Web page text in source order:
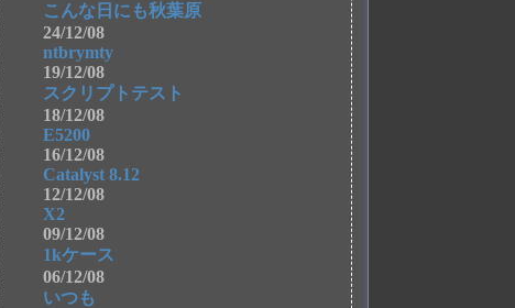
こんな日にも秋葉原
24/12/08
ntbrymty
19/12/08
スクリプトテスト
18/12/08
E5200
16/12/08
Catalyst 8.12
12/12/08
X2
09/12/08
1kケース
06/12/08
いつも